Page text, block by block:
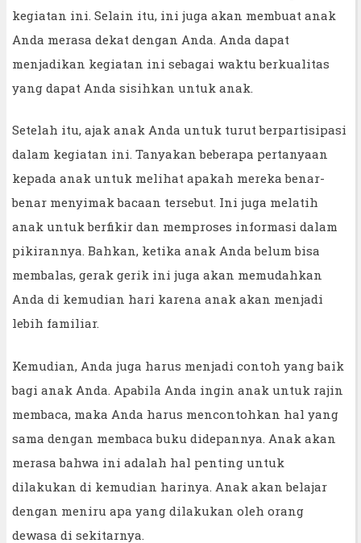
kegiatan ini. Selain itu, ini juga akan membuat anak
Anda merasa dekat dengan Anda. Anda dapat
menjadikan kegiatan ini sebagai waktu berkualitas
yang dapat Anda sisihkan untuk anak.
Setelah itu, ajak anak Anda untuk turut berpartisipasi
dalam kegiatan ini. Tanyakan beberapa pertanyaan
kepada anak untuk melihat apakah mereka benar-
benar menyimak bacaan tersebut. Ini juga melatih
anak untuk berfikir dan memproses informasi dalam
pikirannya. Bahkan, ketika anak Anda belum bisa
membalas, gerak gerik ini juga akan memudahkan
Anda di kemudian hari karena anak akan menjadi
lebih familiar.
Kemudian, Anda juga harus menjadi contoh yang baik
bagi anak Anda. Apabila Anda ingin anak untuk rajin
membaca, maka Anda harus mencontohkan hal yang
sama dengan membaca buku didepannya. Anak akan
merasa bahwa ini adalah hal penting untuk
dilakukan di kemudian harinya. Anak akan belajar
dengan meniru apa yang dilakukan oleh orang
dewasa di sekitarnya.